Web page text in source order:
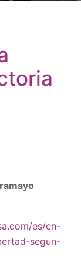
es/en-
segun-